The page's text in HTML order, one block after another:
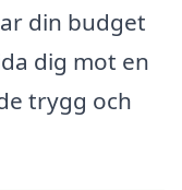
din budget
dig mot en
trygg och